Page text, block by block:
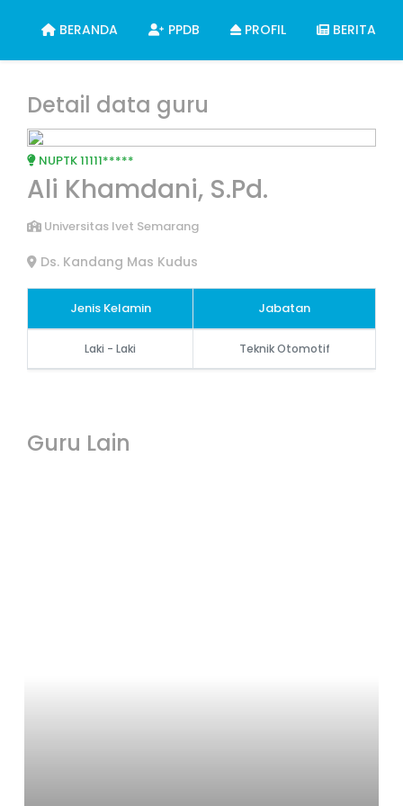
BERANDA PPDB PROFIL BERITA
Detail data guru
NUPTK 11111*****
Ali Khamdani, S.Pd.
Universitas Ivet Semarang
Ds. Kandang Mas Kudus
Jenis Kelamin Jabatan
Laki - Laki Teknik Otomotif
Guru Lain